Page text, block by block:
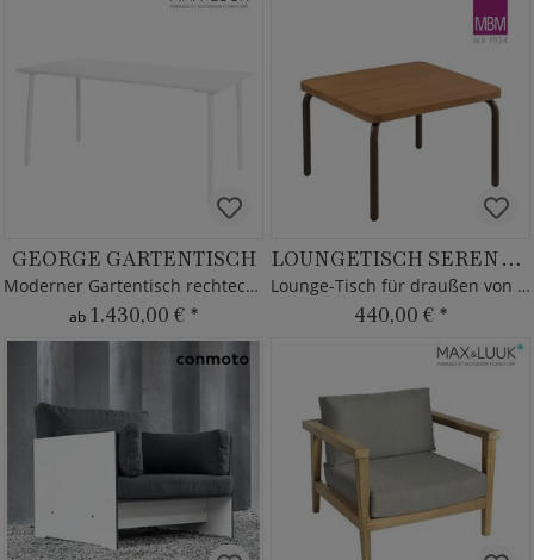
GEORGE GARTENTISCH
Moderner Gartentisch rechteckig - 160x80cm
ab 1.430,00 € *
LOUNGETISCH SERENGETI
Lounge-Tisch für draußen von MBM
440,00 € *